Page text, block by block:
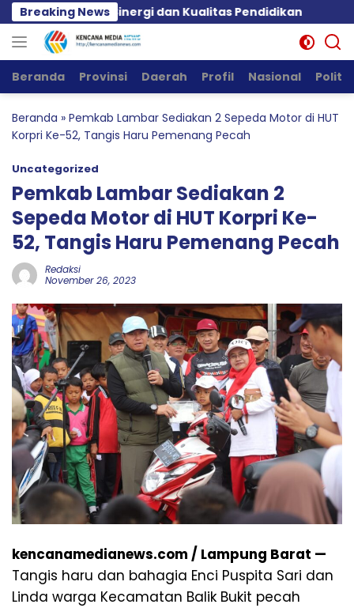
Langsung
ke
konten
Breaking News
Sinergi dan Kualitas Pendidikan Aklamasi,
Beranda Provinsi Daerah Profil Nasional Politik
Beranda » Pemkab Lambar Sediakan 2 Sepeda Motor di HUT
Korpri Ke-52, Tangis Haru Pemenang Pecah
Uncategorized
Pemkab Lambar Sediakan 2
Sepeda Motor di HUT Korpri Ke-
52, Tangis Haru Pemenang Pecah
Redaksi
November 26, 2023
kencanamedianews.com / Lampung Barat —
Tangis haru dan bahagia Enci Puspita Sari dan
Linda warga Kecamatan Balik Bukit pecah